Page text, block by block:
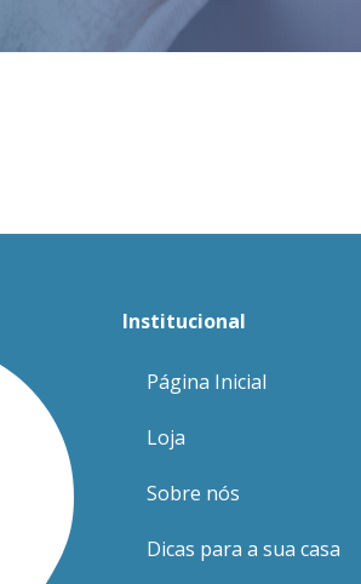
Institucional
Página Inicial
Loja
Sobre nós
Dicas para a sua casa